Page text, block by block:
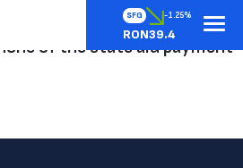
SFG -1.25%
RON39.4
of the state aid payment